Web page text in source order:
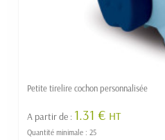
Petite tirelire cochon personnalisée
A partir de : 1.31 € HT
Quantité minimale : 25